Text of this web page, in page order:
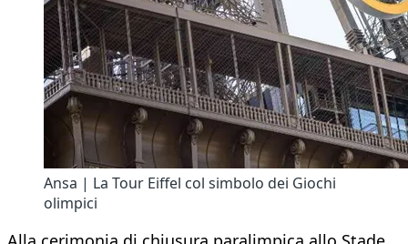
Ansa | La Tour Eiffel col simbolo dei Giochi
olimpici